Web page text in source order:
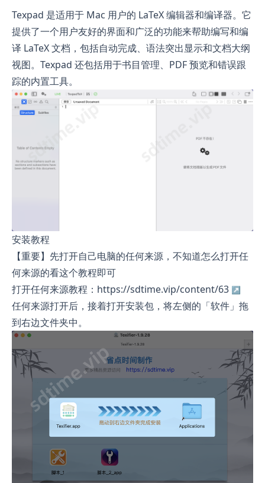
Texpad 是适用于 Mac 用户的 LaTeX 编辑器和编译器。它
提供了一个用户友好的界面和广泛的功能来帮助编写和编
译 LaTeX 文档，包括自动完成、语法突出显示和文档大纲
视图。Texpad 还包括用于书目管理、PDF 预览和错误跟
踪的内置工具。
安装教程
【重要】先打开自己电脑的任何来源，不知道怎么打开任
何来源的看这个教程即可
打开任何来源教程：https://sdtime.vip/content/63
任何来源打开后，接着打开安装包，将左侧的「软件」拖
到右边文件夹中。